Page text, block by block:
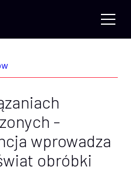
-
wprowadza
obróbki